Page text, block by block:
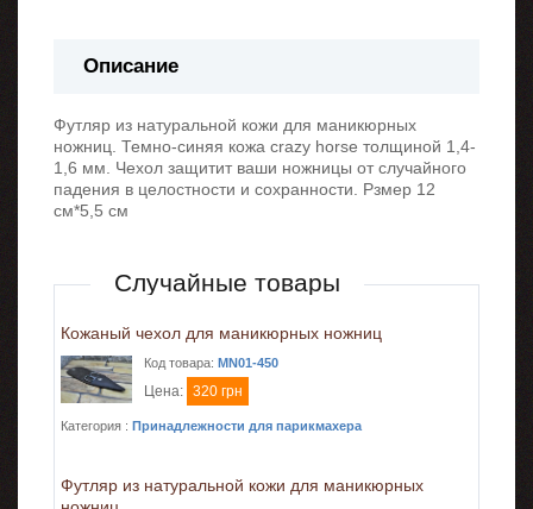
Описание
Футляр из натуральной кожи для маникюрных
ножниц. Темно-синяя кожа crazy horse толщиной 1,4-
1,6 мм. Чехол защитит ваши ножницы от случайного
падения в целостности и сохранности. Рзмер 12
см*5,5 см
Случайные товары
Кожаный чехол для маникюрных ножниц
Код товара: MN01-450
Цена: 320 грн
Категория : Принадлежности для парикмахера
Футляр из натуральной кожи для маникюрных